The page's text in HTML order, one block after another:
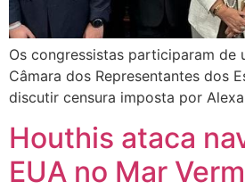
Os congressistas participaram de
Câmara dos Representantes dos
discutir censura imposta por
Houthis ataca
EUA no Mar